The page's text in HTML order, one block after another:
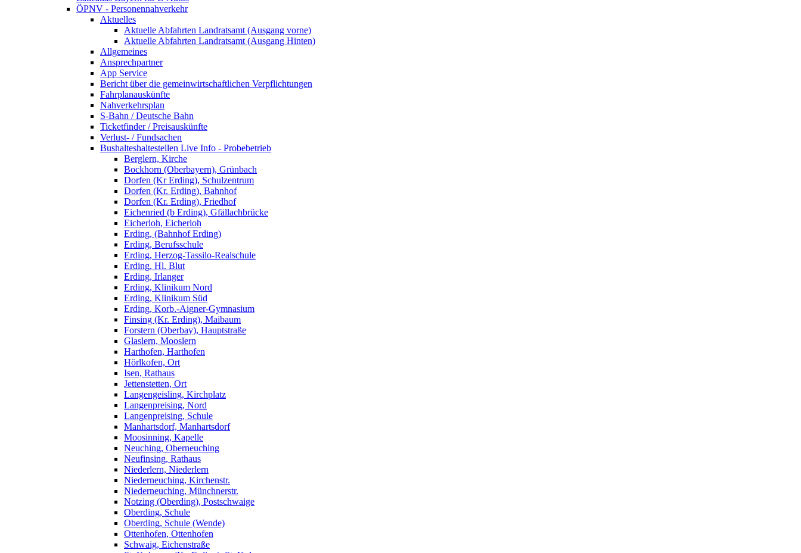
ÖPNV - Personennahverkehr
Aktuelles
Aktuelle Abfahrten Landratsamt (Ausgang vorne)
Aktuelle Abfahrten Landratsamt (Ausgang Hinten)
Allgemeines
Ansprechpartner
App Service
Bericht über die gemeinwirtschaftlichen Verpflichtungen
Fahrplanauskünfte
Nahverkehrsplan
S-Bahn / Deutsche Bahn
Ticketfinder / Preisauskünfte
Verlust- / Fundsachen
Bushalteshaltestellen Live Info - Probebetrieb
Berglern, Kirche
Bockhorn (Oberbayern), Grünbach
Dorfen (Kr Erding), Schulzentrum
Dorfen (Kr. Erding), Bahnhof
Dorfen (Kr. Erding), Friedhof
Eichenried (b Erding), Gfällachbrücke
Eicherloh, Eicherloh
Erding, (Bahnhof Erding)
Erding, Berufsschule
Erding, Herzog-Tassilo-Realschule
Erding, Hl. Blut
Erding, Irlanger
Erding, Klinikum Nord
Erding, Klinikum Süd
Erding, Korb.-Aigner-Gymnasium
Finsing (Kr. Erding), Maibaum
Forstern (Oberbay), Hauptstraße
Glaslern, Mooslern
Harthofen, Harthofen
Hörlkofen, Ort
Isen, Rathaus
Jettenstetten, Ort
Langengeisling, Kirchplatz
Langenpreising, Nord
Langenpreising, Schule
Manhartsdorf, Manhartsdorf
Moosinning, Kapelle
Neuching, Oberneuching
Neufinsing, Rathaus
Niederlern, Niederlern
Niederneuching, Kirchenstr.
Niederneuching, Münchnerstr.
Notzing (Oberding), Postschwaige
Oberding, Schule
Oberding, Schule (Wende)
Ottenhofen, Ottenhofen
Schwaig, Eichenstraße